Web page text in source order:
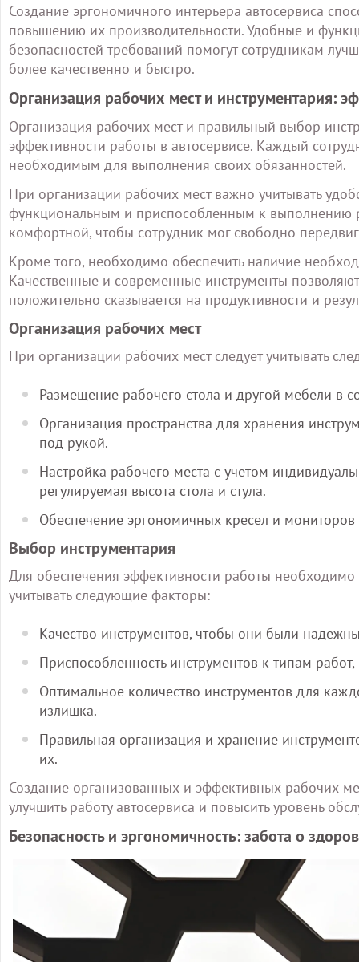
Создание эргономичного интерьера автосервиса
повышению их производительности. Удобные и
безопасностей требований помогут сотрудникам
более качественно и быстро.
Организация рабочих мест и инструментария:
Организация рабочих мест и правильный выбор
эффективности работы в автосервисе. Каждый
необходимым для выполнения своих обязанностей.
При организации рабочих мест важно учитывать
функциональным и приспособленным к выполнению
комфортной, чтобы сотрудник мог свободно
Кроме того, необходимо обеспечить наличие
Качественные и современные инструменты
положительно сказывается на продуктивности и
Организация рабочих мест
При организации рабочих мест следует учитывать
Размещение рабочего стола и другой мебели в
Организация пространства для хранения
под рукой.
Настройка рабочего места с учетом
регулируемая высота стола и стула.
Обеспечение эргономичных кресел и
Выбор инструментария
Для обеспечения эффективности работы
учитывать следующие факторы:
Качество инструментов, чтобы они были
Приспособленность инструментов к типам
Оптимальное количество инструментов для
излишка.
Правильная организация и хранение
их.
Создание организованных и эффективных рабочих
улучшить работу автосервиса и повысить уровень
Безопасность и эргономичность: забота о